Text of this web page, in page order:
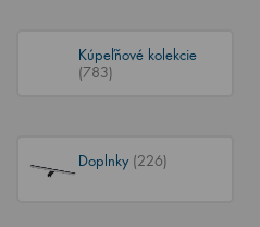
Kúpeľňové kolekcie
(783)
Doplnky (226)